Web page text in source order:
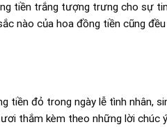
tiền trắng tượng trưng cho sự
nào của hoa đồng tiền cũng
tiền đỏ trong ngày lễ tình nhân,
thắm kèm theo những lời chúc